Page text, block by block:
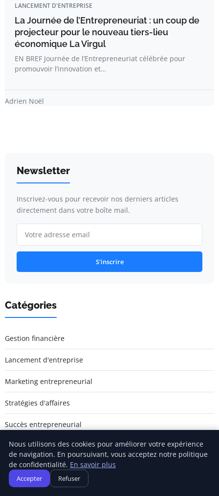
LANCEMENT D'ENTREPRISE
La Journée de l’Entrepreneuriat : un coup de
projecteur pour le nouveau tiers-lieu
économique La Virgul
EN BREF Journée de l’Entrepreneuriat célébrée pour
promouvoir l’innovation et…
Adrien Noël
Newsletter
Inscrivez-vous pour recevoir nos derniers articles
directement dans votre boîte mail.
S'inscrire
Catégories
Gestion financière
Lancement d'entreprise
Marketing entrepreneurial
Stratégies d'affaires
Succès entrepreneurial
Vie d'entreprise
Nous utilisons des cookies pour améliorer votre expérience
de navigation. En poursuivant, vous acceptez notre politique
de confidentialité. En savoir plus
Accepter Refuser